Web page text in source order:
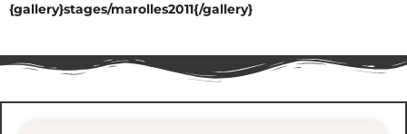
{gallery}stages/marolles2011{/gallery}